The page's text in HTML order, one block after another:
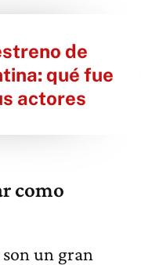
de
qué fue
actores
como
son un gran